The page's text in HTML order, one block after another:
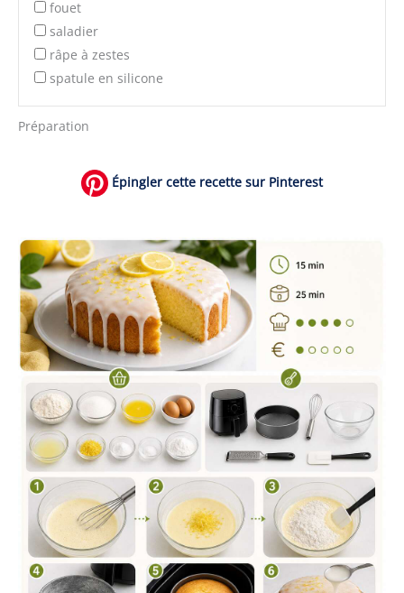
fouet
saladier
râpe à zestes
spatule en silicone
Préparation
Épingler cette recette sur Pinterest